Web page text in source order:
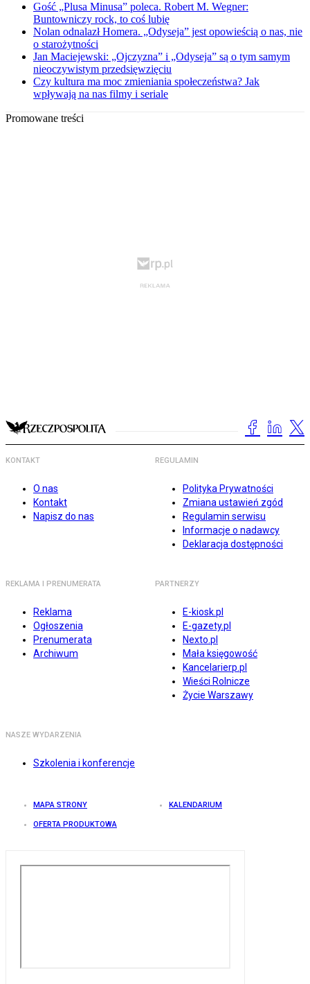
Gość „Plusa Minusa” poleca. Robert M. Wegner:
Buntowniczy rock, to coś lubię
Nolan odnalazł Homera. „Odyseja” jest opowieścią o nas, nie
o starożytności
Jan Maciejewski: „Ojczyzna” i „Odyseja” są o tym samym
nieoczywistym przedsięwzięciu
Czy kultura ma moc zmieniania społeczeństwa? Jak
wpływają na nas filmy i seriale
Promowane treści
KONTAKT
O nas
Kontakt
Napisz do nas
REGULAMIN
Polityka Prywatności
Zmiana ustawień zgód
Regulamin serwisu
Informacje o nadawcy
Deklaracja dostępności
REKLAMA I PRENUMERATA
Reklama
Ogłoszenia
Prenumerata
Archiwum
PARTNERZY
E-kiosk.pl
E-gazety.pl
Nexto.pl
Mała księgowość
Kancelarierp.pl
Wieści Rolnicze
Życie Warszawy
NASZE WYDARZENIA
Szkolenia i konferencje
MAPA STRONY KALENDARIUM
OFERTA PRODUKTOWA